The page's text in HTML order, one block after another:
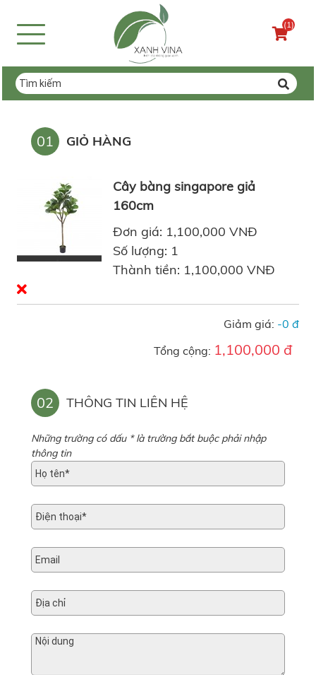
(1)
01 GIỎ HÀNG
Cây bàng singapore giả
160cm
Đơn giá: 1,100,000 VNĐ
Số lượng: 1
Thành tiền: 1,100,000 VNĐ
Giảm giá: -0 đ
Tổng cộng: 1,100,000 đ
02 THÔNG TIN LIÊN HỆ
Những trường có dấu * là trường bắt buộc phải nhập
thông tin